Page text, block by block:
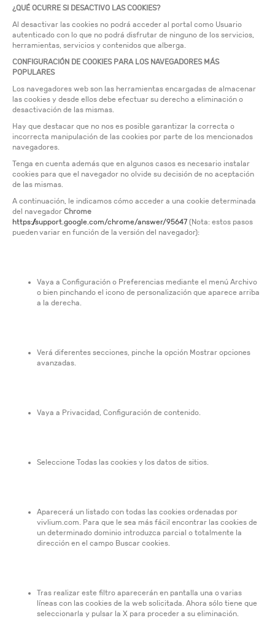
¿QUÉ OCURRE SI DESACTIVO LAS COOKIES?
Al desactivar las cookies no podrá acceder al portal como Usuario
autenticado con lo que no podrá disfrutar de ninguno de los servicios,
herramientas, servicios y contenidos que alberga.
CONFIGURACIÓN DE COOKIES PARA LOS NAVEGADORES MÁS
POPULARES
Los navegadores web son las herramientas encargadas de almacenar
las cookies y desde ellos debe efectuar su derecho a eliminación o
desactivación de las mismas.
Hay que destacar que no nos es posible garantizar la correcta o
incorrecta manipulación de las cookies por parte de los mencionados
navegadores.
Tenga en cuenta además que en algunos casos es necesario instalar
cookies para que el navegador no olvide su decisión de no aceptación
de las mismas.
A continuación, le indicamos cómo acceder a una cookie determinada
del navegador Chrome
https://support.google.com/chrome/answer/95647 (Nota: estos pasos
pueden variar en función de la versión del navegador):
Vaya a Configuración o Preferencias mediante el menú Archivo
o bien pinchando el icono de personalización que aparece arriba
a la derecha.
Verá diferentes secciones, pinche la opción Mostrar opciones
avanzadas.
Vaya a Privacidad, Configuración de contenido.
Seleccione Todas las cookies y los datos de sitios.
Aparecerá un listado con todas las cookies ordenadas por
vivlium.com. Para que le sea más fácil encontrar las cookies de
un determinado dominio introduzca parcial o totalmente la
dirección en el campo Buscar cookies.
Tras realizar este filtro aparecerán en pantalla una o varias
líneas con las cookies de la web solicitada. Ahora sólo tiene que
seleccionarla y pulsar la X para proceder a su eliminación.